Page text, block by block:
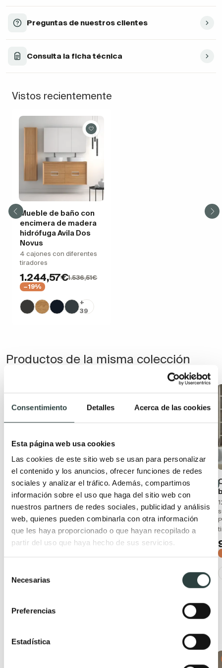
Consentimiento Detalles Acerca de las cookies
Esta página web usa cookies
Las cookies de este sitio web se usan para personalizar
el contenido y los anuncios, ofrecer funciones de redes
sociales y analizar el tráfico. Además, compartimos
información sobre el uso que haga del sitio web con
nuestros partners de redes sociales, publicidad y análisis
web, quienes pueden combinarla con otra información
que les haya proporcionado o que hayan recopilado a
partir del uso que haya hecho de sus servicios.
Necesarias
Preferencias
Estadística
Preguntas de nuestros clientes
Consulta la ficha técnica
Vistos recientemente
Mueble de baño con
encimera de madera
hidrófuga Avila Dos
Novus
4 cajones con diferentes
tiradores
1.244,57€1.536,51€
−19%
+
39
Productos de la misma colección
Mueble de baño con
encimera hidrófuga
2 cajones con diferentes
tiradores
626,28€773,19€
−19%
Conjunto mueble de
baño Avila Dos Novus
2 cajones, suspendido con
lavabo Plus de cerámica y
dos tiradores a elegir
644,91€796,18€
−19%